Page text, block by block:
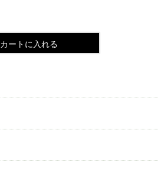
カートに入れる